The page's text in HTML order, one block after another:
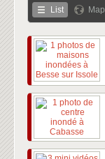
List Map